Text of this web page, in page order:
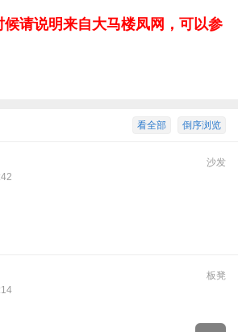
候请说明来自大马楼凤网，可以参
倒序浏览
看全部
沙发
板凳